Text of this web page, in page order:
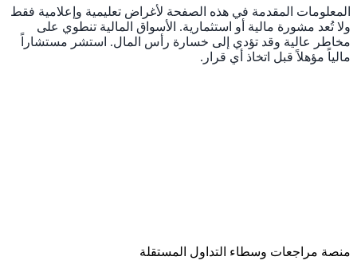
المعلومات المقدمة في هذه الصفحة لأغراض تعليمية وإعلامية فقط
ولا تُعد مشورة مالية أو استثمارية. الأسواق المالية تنطوي على
مخاطر عالية وقد تؤدي إلى خسارة رأس المال. استشر مستشاراً
مالياً مؤهلاً قبل اتخاذ أي قرار.
منصة مراجعات وسطاء التداول المستقلة